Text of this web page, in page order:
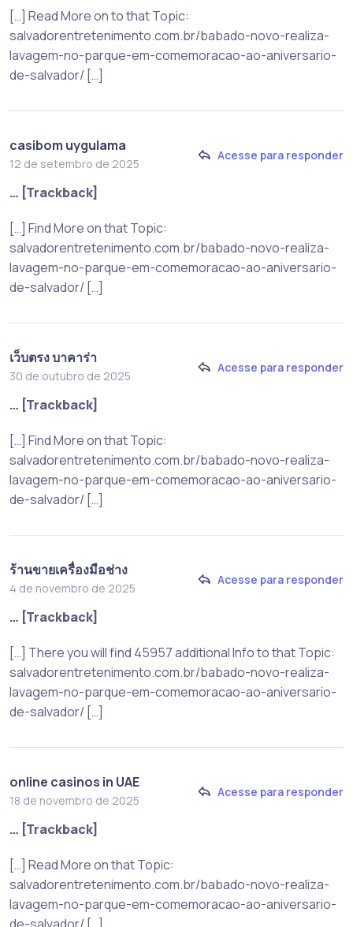
[…] Read More on to that Topic:
salvadorentretenimento.com.br/babado-novo-realiza-
lavagem-no-parque-em-comemoracao-ao-aniversario-
de-salvador/ […]
casibom uygulama
12 de setembro de 2025
Acesse para responder
… [Trackback]
[…] Find More on that Topic:
salvadorentretenimento.com.br/babado-novo-realiza-
lavagem-no-parque-em-comemoracao-ao-aniversario-
de-salvador/ […]
เว็บตรง บาคาร่า
30 de outubro de 2025
Acesse para responder
… [Trackback]
[…] Find More on that Topic:
salvadorentretenimento.com.br/babado-novo-realiza-
lavagem-no-parque-em-comemoracao-ao-aniversario-
de-salvador/ […]
ร้านขายเครื่องมือช่าง
4 de novembro de 2025
Acesse para responder
… [Trackback]
[…] There you will find 45957 additional Info to that Topic:
salvadorentretenimento.com.br/babado-novo-realiza-
lavagem-no-parque-em-comemoracao-ao-aniversario-
de-salvador/ […]
online casinos in UAE
18 de novembro de 2025
Acesse para responder
… [Trackback]
[…] Read More on that Topic:
salvadorentretenimento.com.br/babado-novo-realiza-
lavagem-no-parque-em-comemoracao-ao-aniversario-